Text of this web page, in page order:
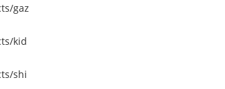
gaz
kid
shi